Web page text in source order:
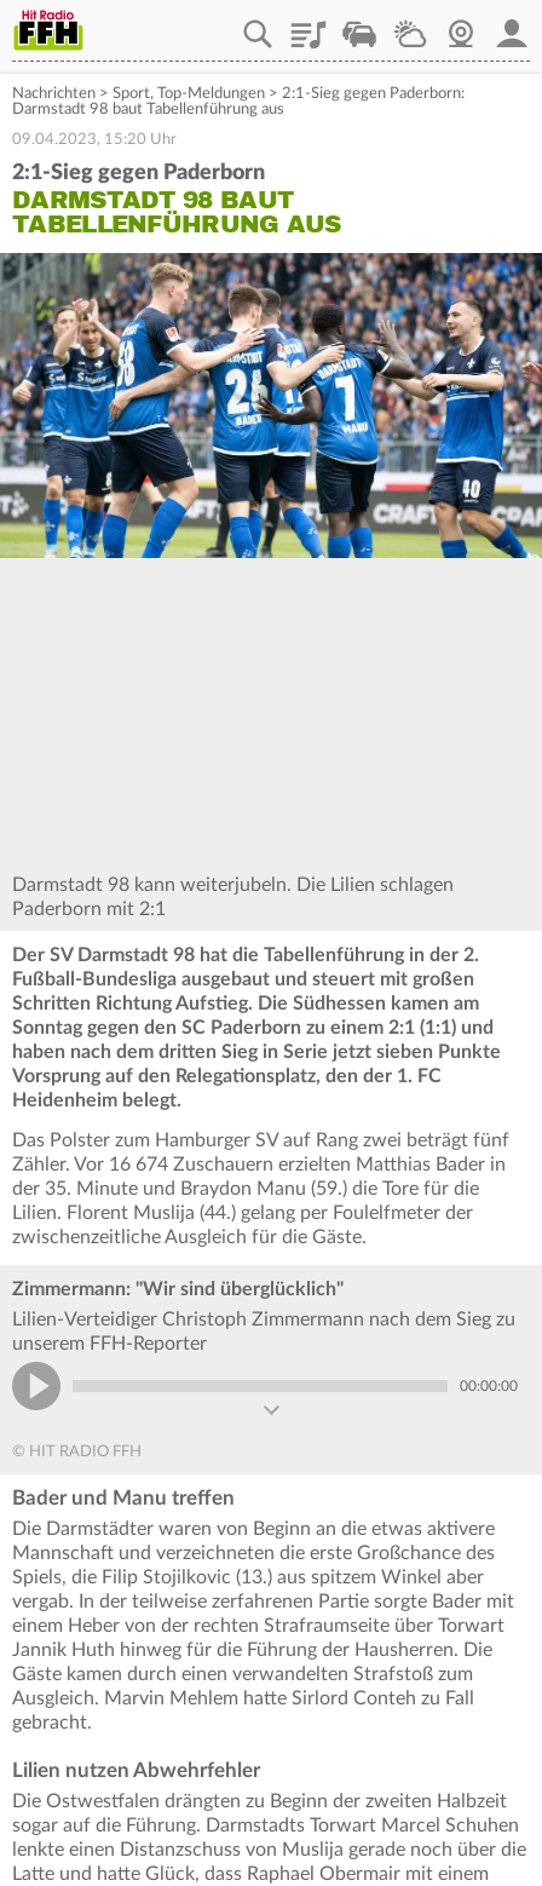
PlaylistStaupilotWetterWebcam
Nachrichten > Sport, Top-Meldungen > 2:1-Sieg gegen Paderborn:
Darmstadt 98 baut Tabellenführung aus
09.04.2023, 15:20 Uhr
2:1-Sieg gegen Paderborn
DARMSTADT 98 BAUT
TABELLENFÜHRUNG AUS
Darmstadt 98 kann weiterjubeln. Die Lilien schlagen
Paderborn mit 2:1
Der SV Darmstadt 98 hat die Tabellenführung in der 2.
Fußball-Bundesliga ausgebaut und steuert mit großen
Schritten Richtung Aufstieg. Die Südhessen kamen am
Sonntag gegen den SC Paderborn zu einem 2:1 (1:1) und
haben nach dem dritten Sieg in Serie jetzt sieben Punkte
Vorsprung auf den Relegationsplatz, den der 1. FC
Heidenheim belegt.
Das Polster zum Hamburger SV auf Rang zwei beträgt fünf
Zähler. Vor 16 674 Zuschauern erzielten Matthias Bader in
der 35. Minute und Braydon Manu (59.) die Tore für die
Lilien. Florent Muslija (44.) gelang per Foulelfmeter der
zwischenzeitliche Ausgleich für die Gäste.
Zimmermann: "Wir sind überglücklich"
Lilien-Verteidiger Christoph Zimmermann nach dem Sieg zu
unserem FFH-Reporter
00:00:00
© HIT RADIO FFH
Bader und Manu treffen
Die Darmstädter waren von Beginn an die etwas aktivere
Mannschaft und verzeichneten die erste Großchance des
Spiels, die Filip Stojilkovic (13.) aus spitzem Winkel aber
vergab. In der teilweise zerfahrenen Partie sorgte Bader mit
einem Heber von der rechten Strafraumseite über Torwart
Jannik Huth hinweg für die Führung der Hausherren. Die
Gäste kamen durch einen verwandelten Strafstoß zum
Ausgleich. Marvin Mehlem hatte Sirlord Conteh zu Fall
gebracht.
Lilien nutzen Abwehrfehler
Die Ostwestfalen drängten zu Beginn der zweiten Halbzeit
sogar auf die Führung. Darmstadts Torwart Marcel Schuhen
lenkte einen Distanzschuss von Muslija gerade noch über die
Latte und hatte Glück, dass Raphael Obermair mit einem